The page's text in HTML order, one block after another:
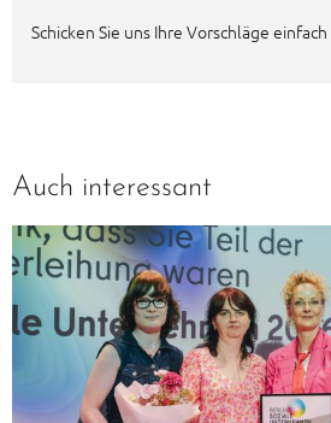
Schicken Sie uns Ihre Vorschläge einfach
Auch interessant